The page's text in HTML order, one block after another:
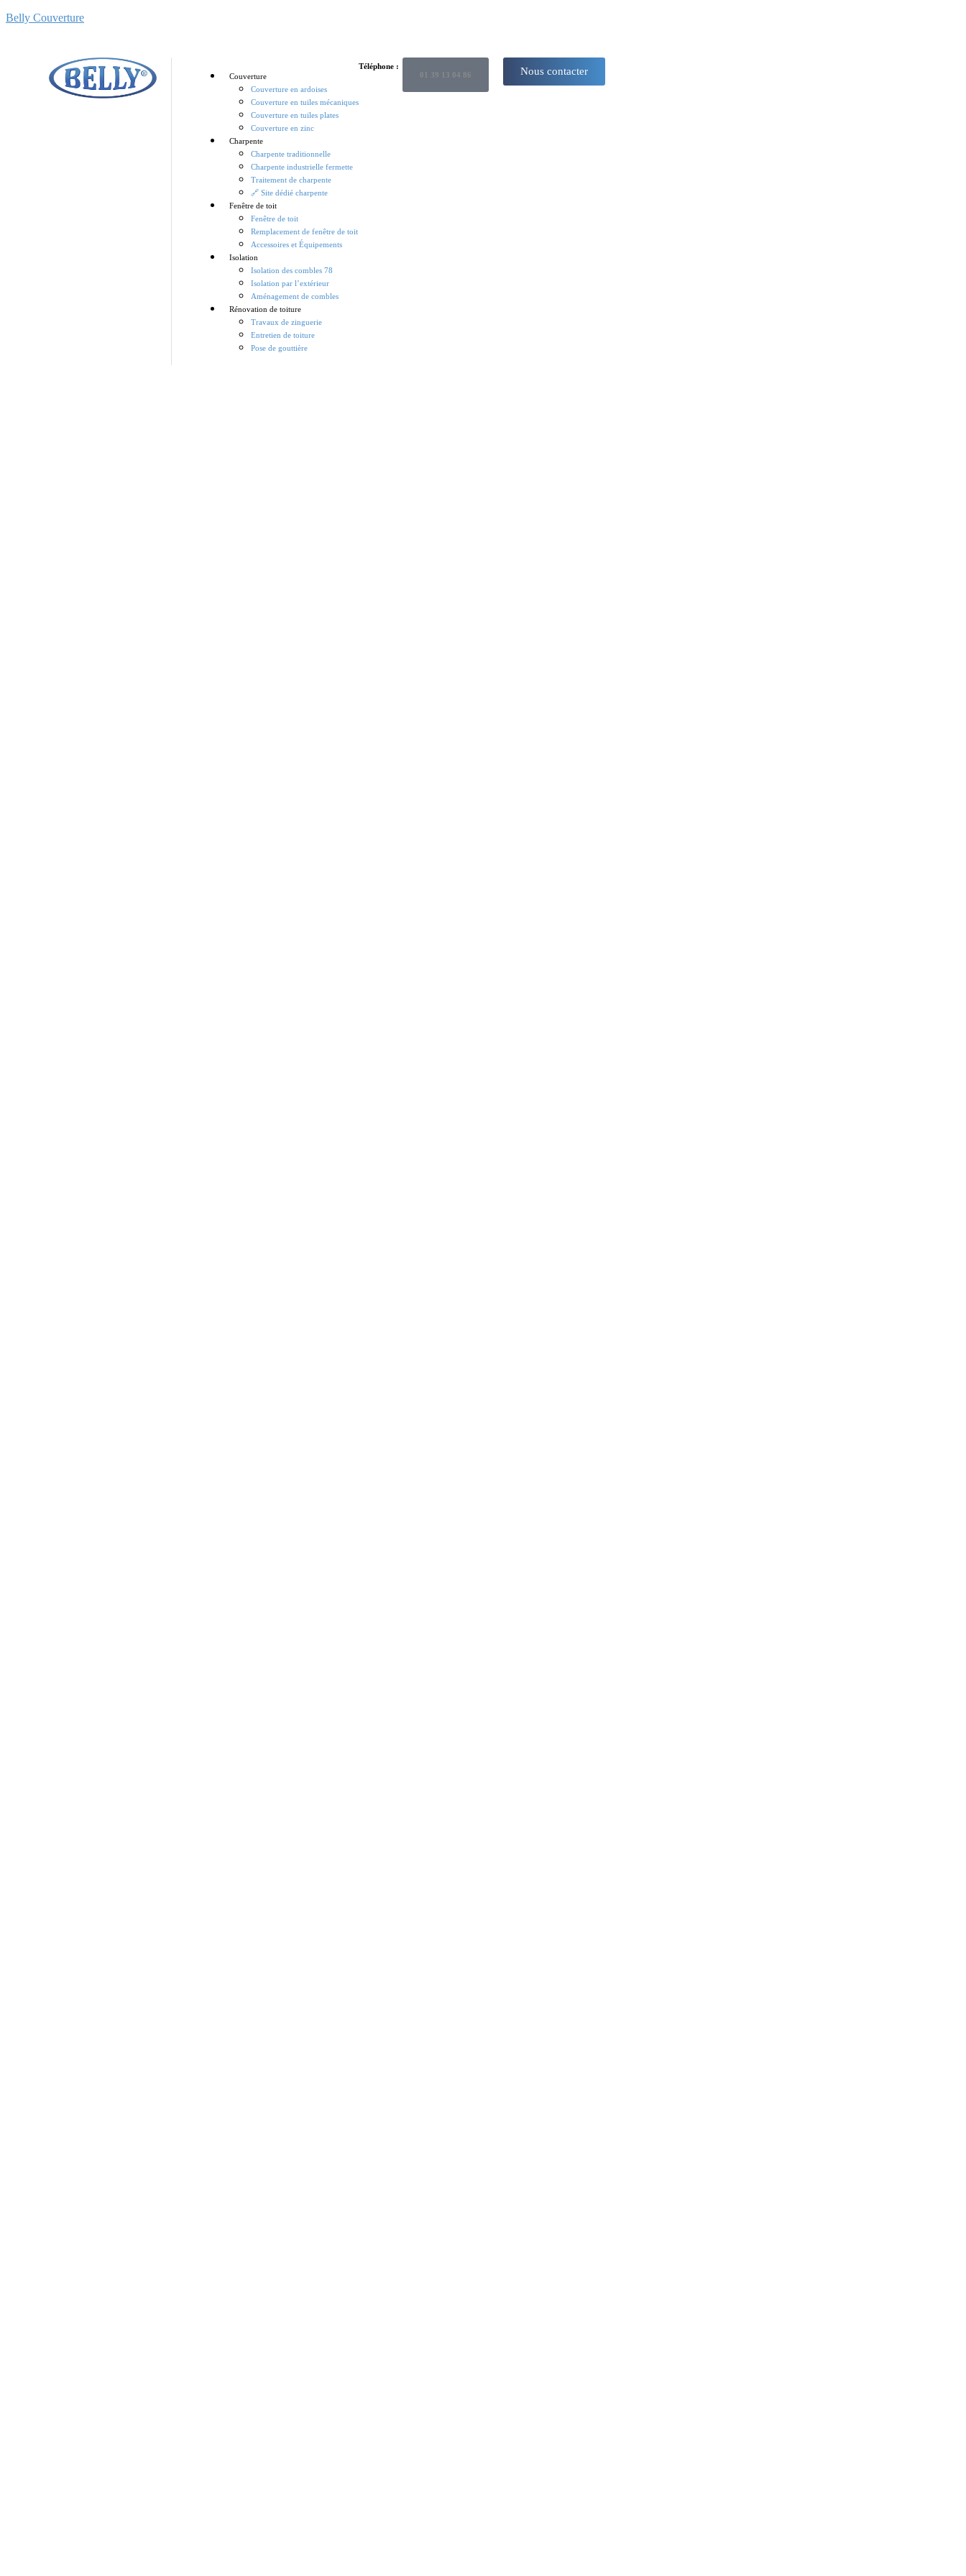
Belly Couverture
Couverture
Couverture en ardoises
Couverture en tuiles mécaniques
Couverture en tuiles plates
Couverture en zinc
Charpente
Charpente traditionnelle
Charpente industrielle fermette
Traitement de charpente
🔗 Site dédié charpente
Fenêtre de toit
Fenêtre de toit
Remplacement de fenêtre de toit
Accessoires et Équipements
Isolation
Isolation des combles 78
Isolation par l’extérieur
Aménagement de combles
Rénovation de toiture
Travaux de zinguerie
Entretien de toiture
Pose de gouttière
Téléphone :
01 39 13 04 86
Nous contacter